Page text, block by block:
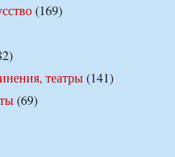
(169)
театры(141)
(69)